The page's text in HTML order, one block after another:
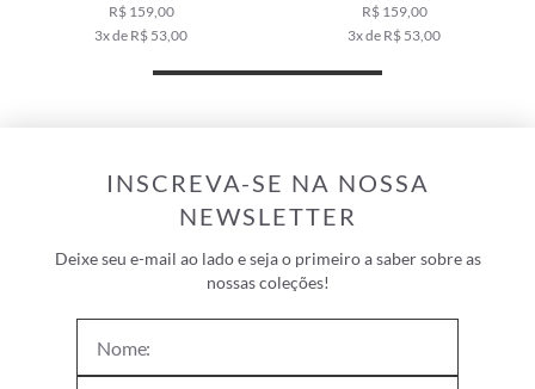
R$ 159,00
3x de R$ 53,00
R$ 159,00
3x de R$ 53,00
INSCREVA-SE NA NOSSA
NEWSLETTER
Deixe seu e-mail ao lado e seja o primeiro a saber sobre as
nossas coleções!